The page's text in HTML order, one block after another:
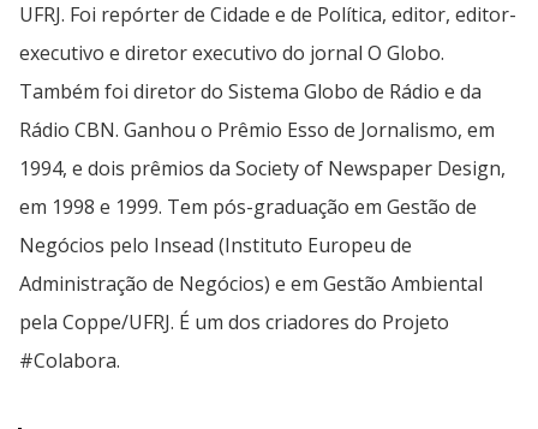
UFRJ. Foi repórter de Cidade e de Política, editor, editor-
executivo e diretor executivo do jornal O Globo.
Também foi diretor do Sistema Globo de Rádio e da
Rádio CBN. Ganhou o Prêmio Esso de Jornalismo, em
1994, e dois prêmios da Society of Newspaper Design,
em 1998 e 1999. Tem pós-graduação em Gestão de
Negócios pelo Insead (Instituto Europeu de
Administração de Negócios) e em Gestão Ambiental
pela Coppe/UFRJ. É um dos criadores do Projeto
#Colabora.